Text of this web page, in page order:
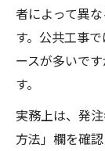
者によって異
す。公共工事
ースが多いで
す。
実務上は、発
方法」欄を確